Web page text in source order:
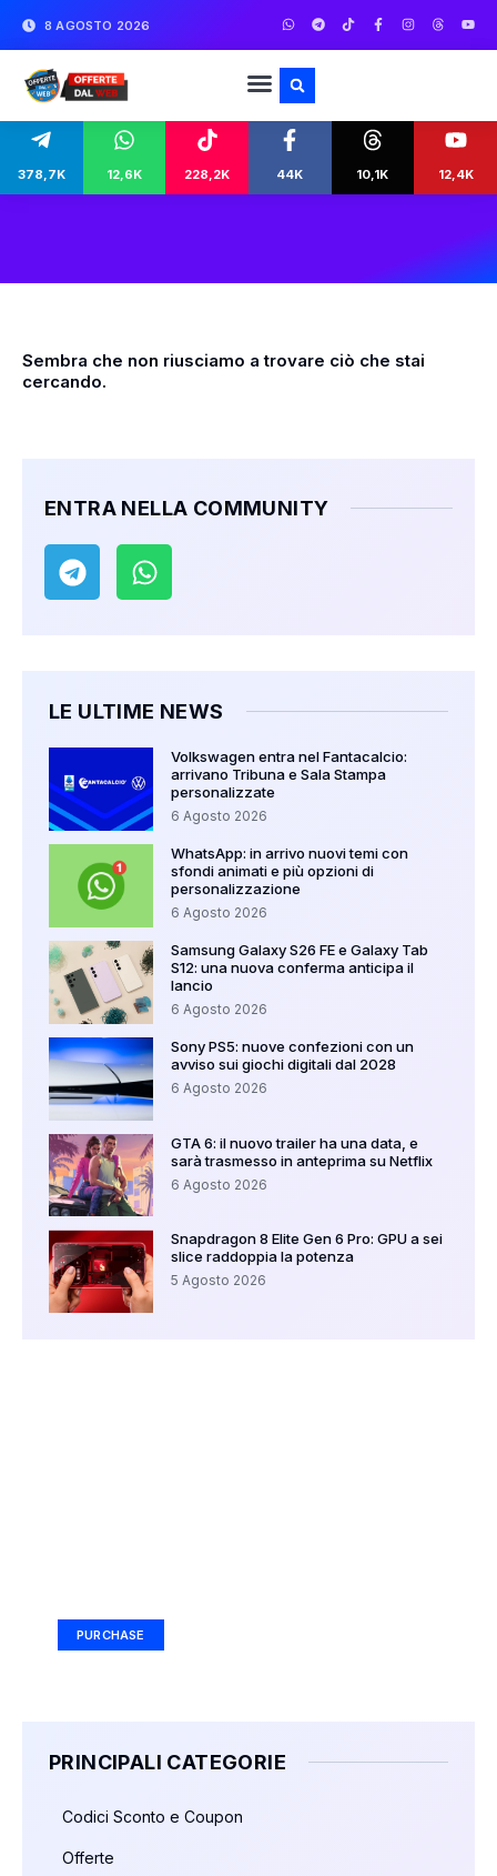
8 AGOSTO 2026
378,7K 12,6K 228,2K 44K 10,1K 12,4K
Sembra che non riusciamo a trovare ciò che stai
cercando.
ENTRA NELLA COMMUNITY
LE ULTIME NEWS
Volkswagen entra nel Fantacalcio:
arrivano Tribuna e Sala Stampa
personalizzate
6 Agosto 2026
WhatsApp: in arrivo nuovi temi con
sfondi animati e più opzioni di
personalizzazione
6 Agosto 2026
Samsung Galaxy S26 FE e Galaxy Tab
S12: una nuova conferma anticipa il
lancio
6 Agosto 2026
Sony PS5: nuove confezioni con un
avviso sui giochi digitali dal 2028
6 Agosto 2026
GTA 6: il nuovo trailer ha una data, e
sarà trasmesso in anteprima su Netflix
6 Agosto 2026
Snapdragon 8 Elite Gen 6 Pro: GPU a sei
slice raddoppia la potenza
5 Agosto 2026
PURCHASE
PRINCIPALI CATEGORIE
Codici Sconto e Coupon
Offerte